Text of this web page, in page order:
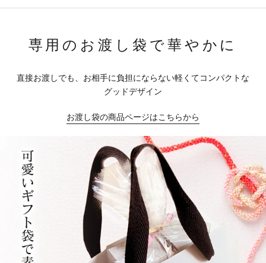
専用のお渡し袋で華やかに
直接お渡しでも、お相手に負担にならない軽くてコンパクトな
グッドデザイン
お渡し袋の商品ページはこちらから